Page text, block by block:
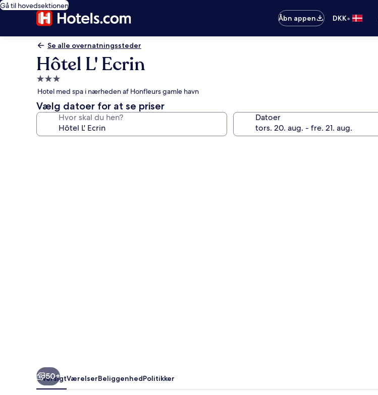
Gå til hovedsektionen
Åbn appen
DKK•
Se alle overnatningssteder
Hôtel L' Ecrin
3.0-
stjernet
overnatningssted
Hotel med spa i nærheden af Honfleurs gamle havn
Vælg datoer for at se priser
Hvor skal du hen? Datoer
50+
OversigtVærelserBeliggenhedPolitikker